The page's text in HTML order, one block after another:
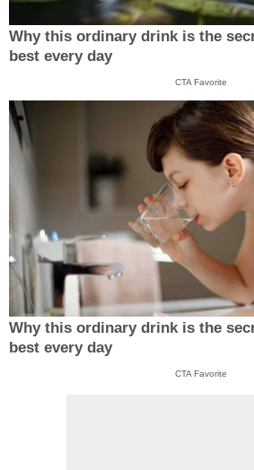
Why this ordinary drink is the
best every day
CTA Favorite
Why this ordinary drink is the
best every day
CTA Favorite